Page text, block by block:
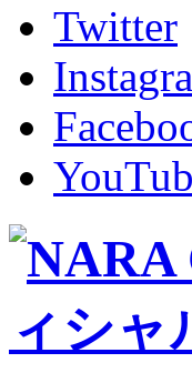
グッズ
ファンコミ
ホームタウ
コラム
その他
TEAM
2026/27ト
2026/27ト
バモス
チアダンス
ボランティ
ビクトリ
HOMEGAME
観戦ルール
Twitter